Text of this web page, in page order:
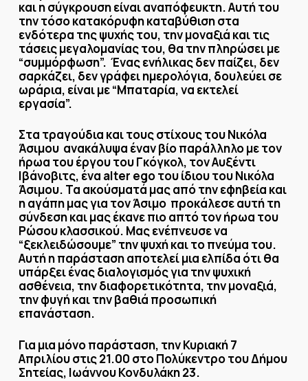
και η σύγκρουση είναι αναπόφευκτη. Αυτή του
την τόσο κατακόρυφη καταβύθιση στα
ενδότερα της ψυχής του, την μοναξιά και τις
τάσεις μεγαλομανίας του, θα την πληρώσει με
“συμμόρφωση”. Ένας ενήλικας δεν παίζει, δεν
σαρκάζει, δεν γράφει ημερολόγια, δουλεύει σε
ωράρια, είναι με “Μπαταρία, να εκτελεί
εργασία”.
Στα τραγούδια και τους στίχους του Νικόλα
Άσιμου ανακάλυψα έναν βίο παράλληλο με τον
ήρωα του έργου του Γκόγκολ, τον Αυξέντι
Ιβάνοβιτς, ένα alter egoτου ίδιου του Νικόλα
Άσιμου. Τα ακούσματά μας από την εφηβεία και
η αγάπη μας για τον Άσιμο προκάλεσε αυτή τη
σύνδεση και μας έκανε πιο απτό τον ήρωα του
Ρώσου κλασσικού. Μας ενέπνευσε να
“ξεκλειδώσουμε” την ψυχή και το πνεύμα του.
Αυτή η παράσταση αποτελεί μια ελπίδα ότι θα
υπάρξει ένας διαλογισμός για την ψυχική
ασθένεια, την διαφορετικότητα, την μοναξιά,
την φυγή και την βαθιά προσωπική
επανάσταση.
Για μια μόνο παράσταση, την Κυριακή 7
Απριλίου στις 21.00 στο Πολύκεντρο του Δήμου
Σητείας, Ιωάννου Κονδυλάκη 23.